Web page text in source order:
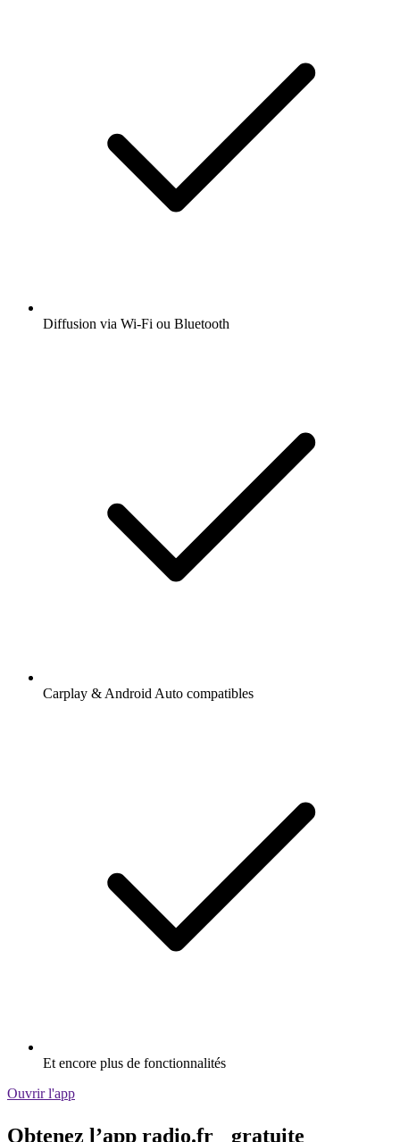
Diffusion via Wi-Fi ou Bluetooth
Carplay & Android Auto compatibles
Et encore plus de fonctionnalités
Ouvrir l'app
Obtenez l’app radio.fr gratuite